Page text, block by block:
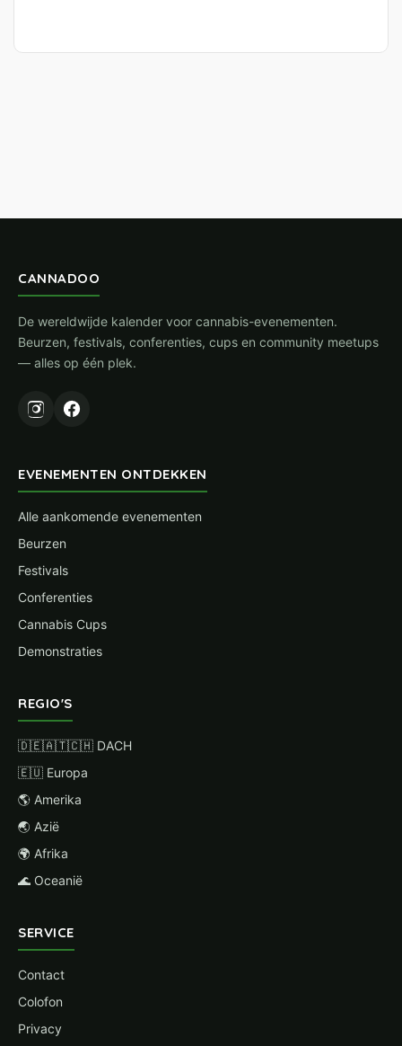
CANNADOO
De wereldwijde kalender voor cannabis-evenementen.
Beurzen, festivals, conferenties, cups en community meetups
— alles op één plek.
EVENEMENTEN ONTDEKKEN
Alle aankomende evenementen
Beurzen
Festivals
Conferenties
Cannabis Cups
Demonstraties
REGIO'S
🇩🇪🇦🇹🇨🇭 DACH
🇪🇺 Europa
🌎 Amerika
🌏 Azië
🌍 Afrika
🌊 Oceanië
SERVICE
Contact
Colofon
Privacy